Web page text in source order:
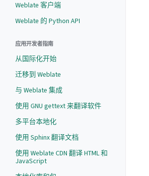
Weblate 客户端
Weblate 的 Python API
应用开发者指南
从国际化开始
迁移到 Weblate
与 Weblate 集成
使用 GNU gettext 来翻译软件
多平台本地化
使用 Sphinx 翻译文档
使用 Weblate CDN 翻译 HTML 和
JavaScript